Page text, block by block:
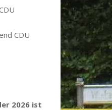
CDU
2026 ist